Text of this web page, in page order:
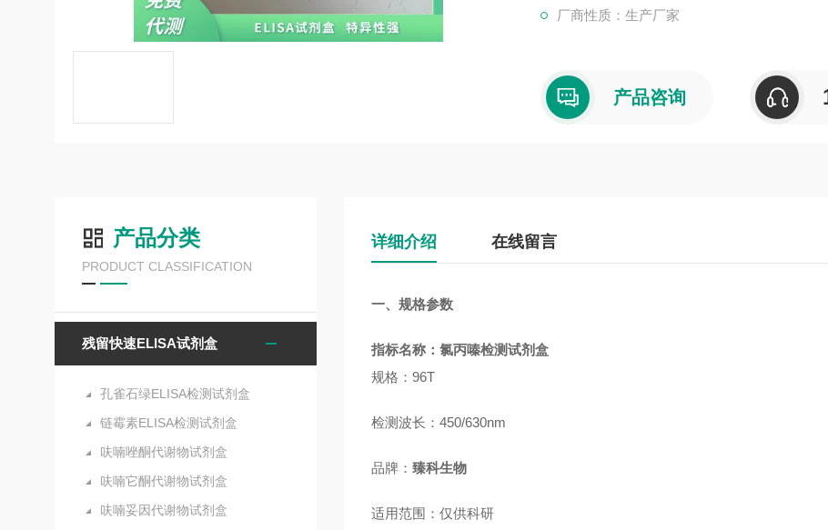
厂商性质：生产厂家
产品咨询
产品分类
PRODUCT CLASSIFICATION
残留快速ELISA试剂盒
孔雀石绿ELISA检测试剂盒
链霉素ELISA检测试剂盒
呋喃唑酮代谢物试剂盒
呋喃它酮代谢物试剂盒
呋喃妥因代谢物试剂盒
详细介绍 在线留言
一、规格参数
指标名称： 氯丙嗪检测试剂盒
规格：96T
检测波长：450/630nm
品牌： 臻科生物
适用范围：仅供科研